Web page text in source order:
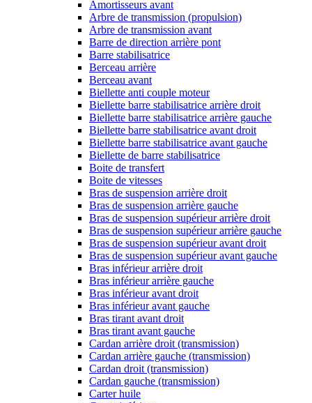
Amortisseurs avant
Arbre de transmission (propulsion)
Arbre de transmission avant
Barre de direction arrière pont
Barre stabilisatrice
Berceau arrière
Berceau avant
Biellette anti couple moteur
Biellette barre stabilisatrice arrière droit
Biellette barre stabilisatrice arrière gauche
Biellette barre stabilisatrice avant droit
Biellette barre stabilisatrice avant gauche
Biellette de barre stabilisatrice
Boite de transfert
Boite de vitesses
Bras de suspension arrière droit
Bras de suspension arrière gauche
Bras de suspension supérieur arrière droit
Bras de suspension supérieur arrière gauche
Bras de suspension supérieur avant droit
Bras de suspension supérieur avant gauche
Bras inférieur arrière droit
Bras inférieur arrière gauche
Bras inférieur avant droit
Bras inférieur avant gauche
Bras tirant avant droit
Bras tirant avant gauche
Cardan arrière droit (transmission)
Cardan arrière gauche (transmission)
Cardan droit (transmission)
Cardan gauche (transmission)
Carter huile